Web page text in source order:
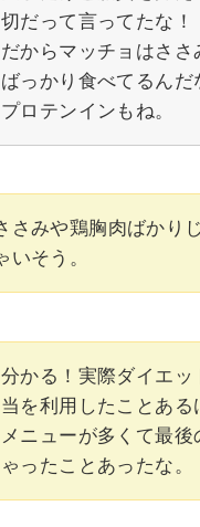
切だって言ってたな！
だからマッチョはささ
ばっかり食べてるんだ
プロテンインもね。
さみや鶏胸肉ばかり
いそう。
分かる！実際ダイエッ
当を利用したことある
メニューが多くて最後
ゃったことあったな。